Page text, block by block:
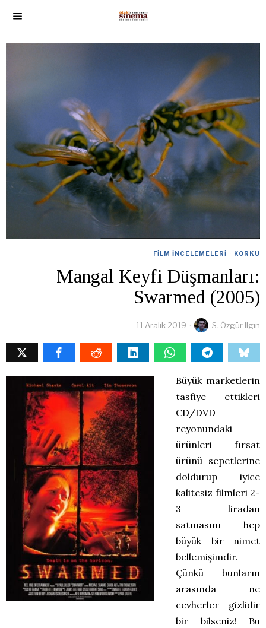
FILM İNCELEMELERI · KORKU
Mangal Keyfi Düşmanları:
Swarmed (2005)
11 Aralık 2019 S. Özgür Ilgın
Büyük marketlerin
tasfiye ettikleri
CD/DVD
reyonundaki
ürünleri fırsat
ürünü sepetlerine
doldurup iyice
kalitesiz filmleri 2-
3 liradan
satmasını hep
büyük bir nimet
bellemişimdir.
Çünkü bunların
arasında ne
cevherler gizlidir
bir bilseniz! Bu